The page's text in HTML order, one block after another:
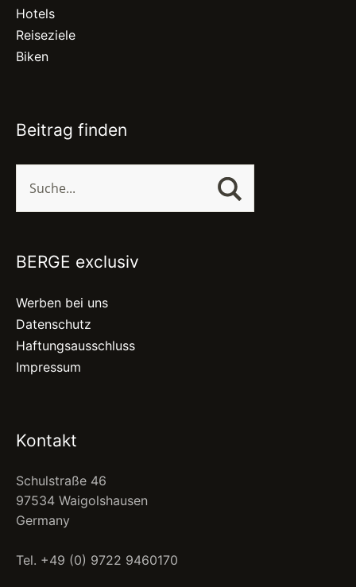
Hotels
Reiseziele
Biken
Beitrag finden
BERGE exclusiv
Werben bei uns
Datenschutz
Haftungsausschluss
Impressum
Kontakt
Schulstraße 46
97534 Waigolshausen
Germany
Tel. +49 (0) 9722 9460170